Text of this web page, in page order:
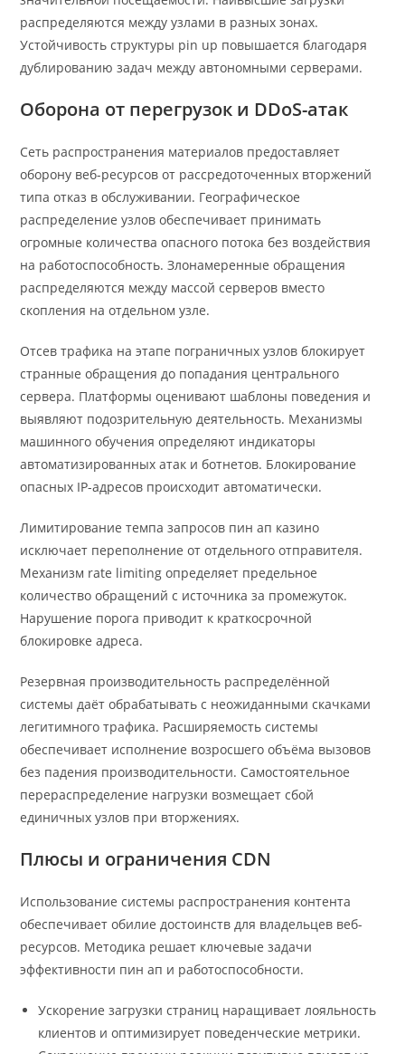
распределяются между узлами в разных зонах.
Устойчивость структуры pin up повышается благодаря
дублированию задач между автономными серверами.
Оборона от перегрузок и DDoS-атак
Сеть распространения материалов предоставляет
оборону веб-ресурсов от рассредоточенных вторжений
типа отказ в обслуживании. Географическое
распределение узлов обеспечивает принимать
огромные количества опасного потока без воздействия
на работоспособность. Злонамеренные обращения
распределяются между массой серверов вместо
скопления на отдельном узле.
Отсев трафика на этапе пограничных узлов блокирует
странные обращения до попадания центрального
сервера. Платформы оценивают шаблоны поведения и
выявляют подозрительную деятельность. Механизмы
машинного обучения определяют индикаторы
автоматизированных атак и ботнетов. Блокирование
опасных IP-адресов происходит автоматически.
Лимитирование темпа запросов пин ап казино
исключает переполнение от отдельного отправителя.
Механизм rate limiting определяет предельное
количество обращений с источника за промежуток.
Нарушение порога приводит к краткосрочной
блокировке адреса.
Резервная производительность распределённой
системы даёт обрабатывать с неожиданными скачками
легитимного трафика. Расширяемость системы
обеспечивает исполнение возросшего объёма вызовов
без падения производительности. Самостоятельное
перераспределение нагрузки возмещает сбой
единичных узлов при вторжениях.
Плюсы и ограничения CDN
Использование системы распространения контента
обеспечивает обилие достоинств для владельцев веб-
ресурсов. Методика решает ключевые задачи
эффективности пин ап и работоспособности.
Ускорение загрузки страниц наращивает лояльность
клиентов и оптимизирует поведенческие метрики.